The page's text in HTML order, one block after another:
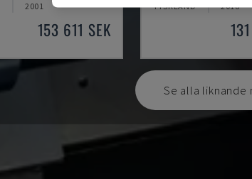
2001
153 611 SEK
TYSKLAND 2018
Se alla liknande